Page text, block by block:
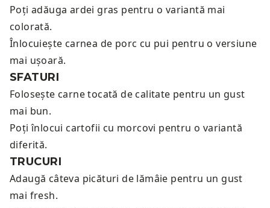
Poți adăuga ardei gras pentru o variantă mai
colorată.
Înlocuiește carnea de porc cu pui pentru o versiune
mai ușoară.
SFATURI
Folosește carne tocată de calitate pentru un gust
mai bun.
Poți înlocui cartofii cu morcovi pentru o variantă
diferită.
TRUCURI
Adaugă câteva picături de lămâie pentru un gust
mai fresh.